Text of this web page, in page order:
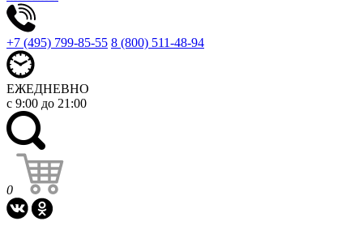
+7 (495) 799-85-55 8 (800) 511-48-94
ЕЖЕДНЕВНО
с 9:00 до 21:00
0